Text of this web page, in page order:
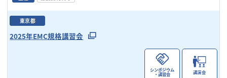
東京都
2025年EMC規格講習会
シンポジウム
・講習会 講演会